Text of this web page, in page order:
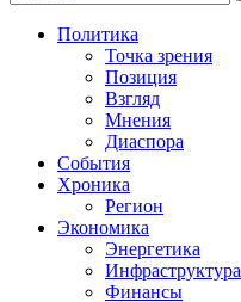
Политика
Точка зрения
Позиция
Взгляд
Мнения
Диаспора
События
Хроника
Регион
Экономика
Энергетика
Инфраструктура
Финансы